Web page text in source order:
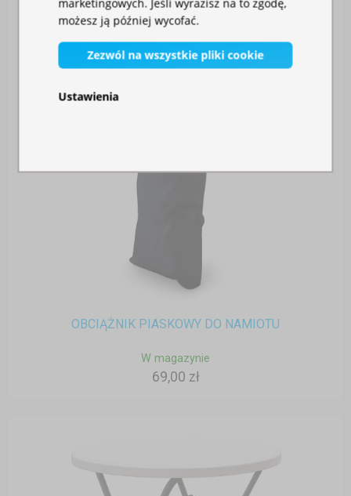
OBCIĄŻNIK PIASKOWY DO NAMIOTU
W magazynie
69,00 zł
marketingowych. Jeśli wyrazisz na to zgodę,
możesz ją później wycofać.
Zezwól na wszystkie pliki cookie
Ustawienia